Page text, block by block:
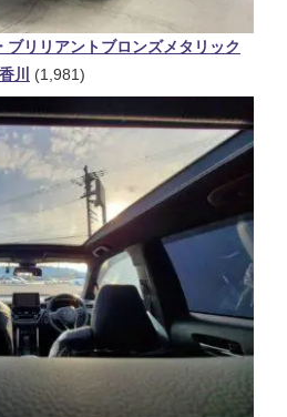
ブリリアントブロンズメタリック
川
(1,981)